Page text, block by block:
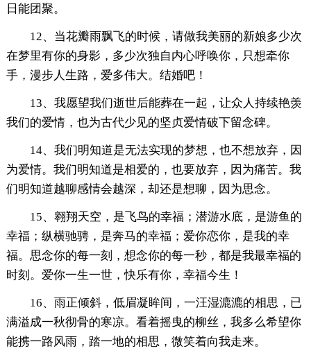
日能团聚。
12、当花瓣雨飘飞的时候，请做我美丽的新娘多少次
在梦里有你的身影，多少次独自内心呼唤你，只想牵你
手，漫步人生路，爱多伟大。结婚吧！
13、我愿望我们逝世后能葬在一起，让众人持续艳羡
我们的爱情，也为古代少见的坚贞爱情破下留念碑。
14、我们明知道是无法实现的梦想，也不想放弃，因
为爱情。我们明知道是相爱的，也要放弃，因为痛苦。我
们明知道越聊感情会越深，却还是想聊，因为思念。
15、翱翔天空，是飞鸟的幸福；潜游水底，是游鱼的
幸福；纵横驰骋，是奔马的幸福；爱你恋你，是我的幸
福。思念你的每一刻，想念你的每一秒，都是我最幸福的
时刻。爱你一生一世，快乐有你，幸福今生！
16、雨正倾斜，低眉凝眸间，一汪湿漉漉的相思，已
满溢成一秋彻骨的寒凉。看着摇曳的柳丝，我多么希望你
能携一路风雨，踏一地的相思，微笑着向我走来。